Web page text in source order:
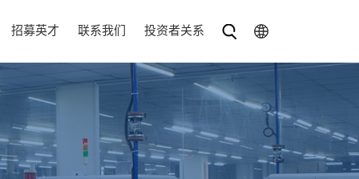
招募英才 联系我们 投资者关系